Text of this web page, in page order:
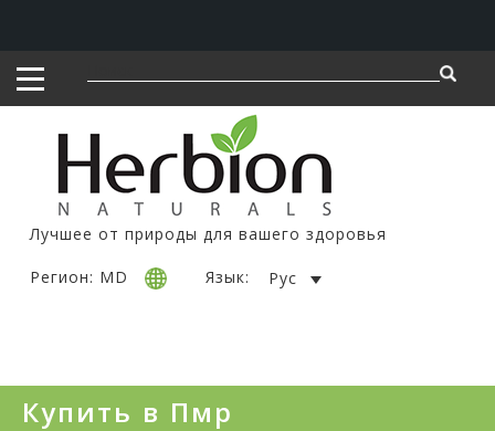
Лучшее от природы для вашего здоровья
Регион: MD Язык: Рус
Купить в Пмр